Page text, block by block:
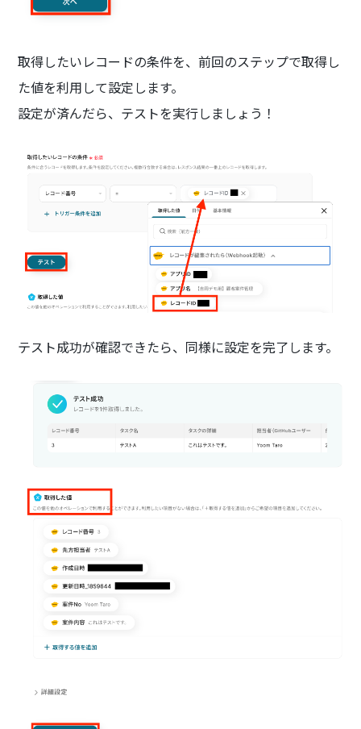
取得したいレコードの条件を、前回のステップで取得し
た値を利用して設定します。
設定が済んだら、テストを実行しましょう！
テスト成功が確認できたら、同様に設定を完了します。